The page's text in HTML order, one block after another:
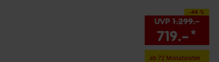
-44 %
Sie Sparen 44 Prozent,
UVP 1.299.–
719.–*
ab 72 Monatsraten